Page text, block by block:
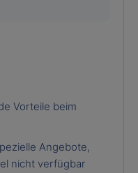
Vorteile beim
Angebote,
nicht verfügbar